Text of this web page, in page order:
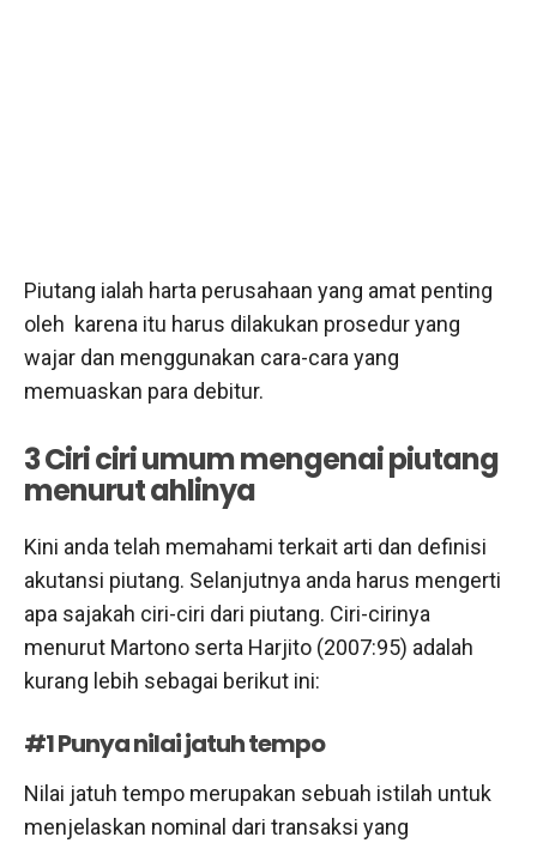
Piutang ialah harta perusahaan yang amat penting
oleh karena itu harus dilakukan prosedur yang
wajar dan menggunakan cara-cara yang
memuaskan para debitur.
3 Ciri ciri umum mengenai piutang
menurut ahlinya
Kini anda telah memahami terkait arti dan definisi
akutansi piutang. Selanjutnya anda harus mengerti
apa sajakah ciri-ciri dari piutang. Ciri-cirinya
menurut Martono serta Harjito (2007:95) adalah
kurang lebih sebagai berikut ini:
#1 Punya nilai jatuh tempo
Nilai jatuh tempo merupakan sebuah istilah untuk
menjelaskan nominal dari transaksi yang